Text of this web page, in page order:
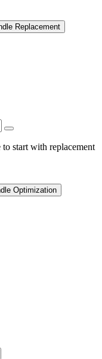
Replacement
start with replacement
Optimization